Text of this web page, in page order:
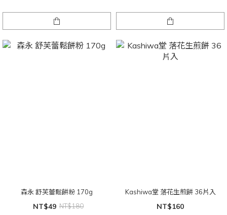
森永 舒芙蕾鬆餅粉 170g
NT$49 NT$180
Kashiwa堂 落花生煎餅 36片入
NT$160